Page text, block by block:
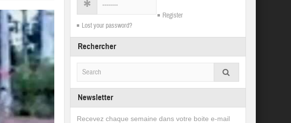
Register
Lost your password?
Rechercher
Newsletter
Recevez chaque semaine dans votre boite e-mail